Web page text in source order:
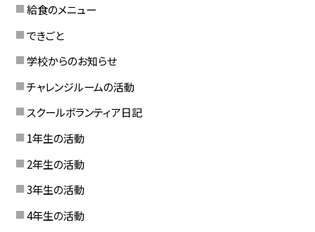
給食のメニュー
できごと
学校からのお知らせ
チャレンジルームの活動
スクールボランティア日記
1年生の活動
2年生の活動
3年生の活動
4年生の活動